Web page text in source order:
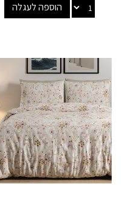
הוספה לעגלה